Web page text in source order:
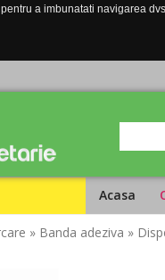
a imbunatati navigarea
Acasa
» Banda adeziva »